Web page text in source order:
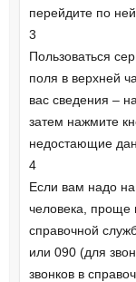
перейдите по ней.
3
Пользоваться
поля в верхней
вас сведения –
затем нажмите
недостающие
4
Если вам надо
человека, проще
справочной
или 090 (для
звонков в